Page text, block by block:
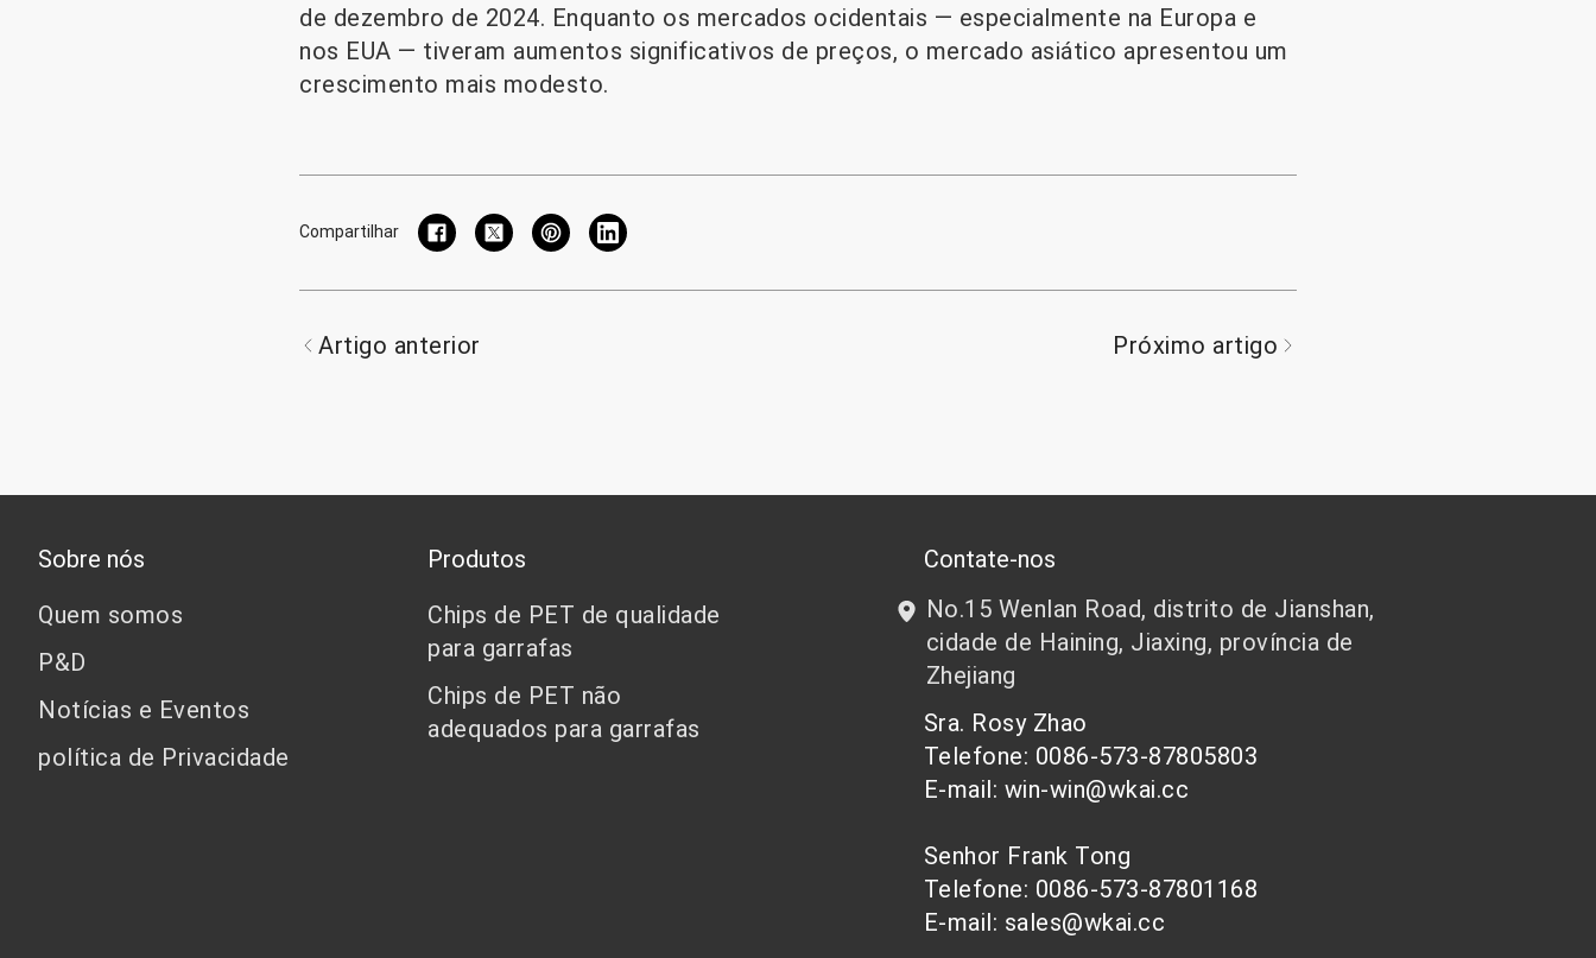
de dezembro de 2024. Enquanto os mercados ocidentais — especialmente na Europa e
nos EUA — tiveram aumentos significativos de preços, o mercado asiático apresentou um
crescimento mais modesto.
Compartilhar
Artigo anterior Próximo artigo
Sobre nós
Quem somos
P&D
Notícias e Eventos
política de Privacidade
Produtos
Chips de PET de qualidade
para garrafas
Chips de PET não
adequados para garrafas
Contate-nos
No.15 Wenlan Road, distrito de Jianshan,
cidade de Haining, Jiaxing, província de
Zhejiang
Sra. Rosy Zhao
Telefone: 0086-573-87805803
E-mail: win-win@wkai.cc
Senhor Frank Tong
Telefone: 0086-573-87801168
E-mail: sales@wkai.cc